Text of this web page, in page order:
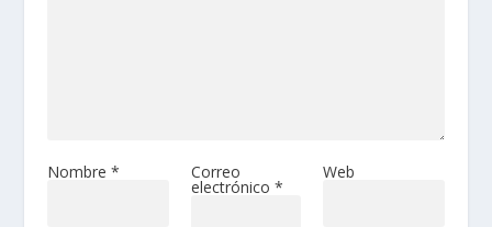
Nombre * Correo
electrónico *
Web